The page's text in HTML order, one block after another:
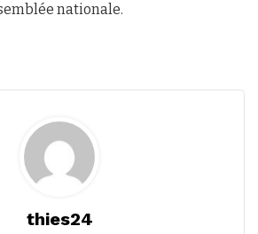
nationale.
thies24